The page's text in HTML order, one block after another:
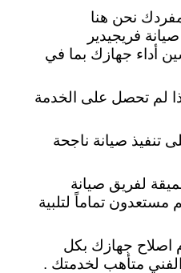
نحن هنا
فريجيدير
أداء جهازك بما في
لم تحصل على الخدمة
تنفيذ صيانة ناجحة
لفريق صيانة
مستعدون تماماً لتلبية
اصلاح جهازك بكل
متأهب لخدمتك .